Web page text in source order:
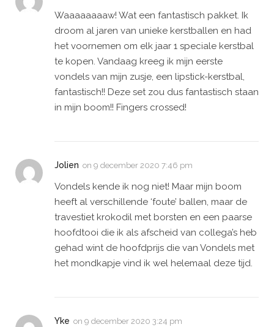
Waaaaaaaaw! Wat een fantastisch pakket. Ik
droom al jaren van unieke kerstballen en had
het voornemen om elk jaar 1 speciale kerstbal
te kopen. Vandaag kreeg ik mijn eerste
vondels van mijn zusje, een lipstick-kerstbal,
fantastisch!! Deze set zou dus fantastisch staan
in mijn boom!! Fingers crossed!
Jolien on 9 december 2020 7:46 pm
Vondels kende ik nog niet! Maar mijn boom
heeft al verschillende ‘foute’ ballen, maar de
travestiet krokodil met borsten en een paarse
hoofdtooi die ik als afscheid van collega’s heb
gehad wint de hoofdprijs die van Vondels met
het mondkapje vind ik wel helemaal deze tijd.
Yke on 9 december 2020 3:24 pm